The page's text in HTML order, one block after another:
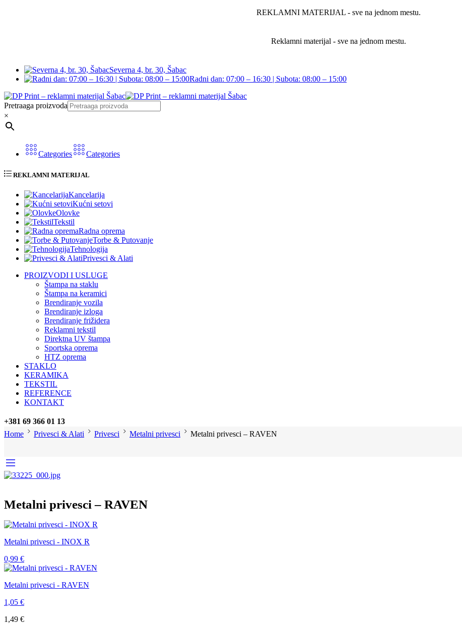
REKLAMNI MATERIJAL - sve na jednom mestu.
Reklamni materijal - sve na jednom mestu.
Severna 4, br. 30, Šabac
Radni dan: 07:00 – 16:30 | Subota: 08:00 – 15:00
Pretraaga proizvoda
×
Categories Categories
REKLAMNI MATERIJAL
Kancelarija
Kućni setovi
Olovke
Tekstil
Radna oprema
Torbe & Putovanje
Tehnologija
Privesci & Alati
PROIZVODI I USLUGE
Štampa na staklu
Štampa na keramici
Brendiranje vozila
Brendiranje izloga
Brendiranje frižidera
Reklamni tekstil
Direktna UV štampa
Sportska oprema
HTZ oprema
STAKLO
KERAMIKA
TEKSTIL
REFERENCE
KONTAKT
+381 69 366 01 13
Home
Privesci & Alati Privesci Metalni privesci Metalni privesci – RAVEN
Metalni privesci – RAVEN
Metalni privesci - INOX R
0,99 €
Metalni privesci - RAVEN
1,05 €
1,49 €